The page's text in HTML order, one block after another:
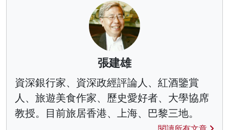
張建雄
資深銀行家、資深政經評論人、紅酒鑒賞
人、旅遊美食作家、歷史愛好者、大學協席
教授。目前旅居香港、上海、巴黎三地。